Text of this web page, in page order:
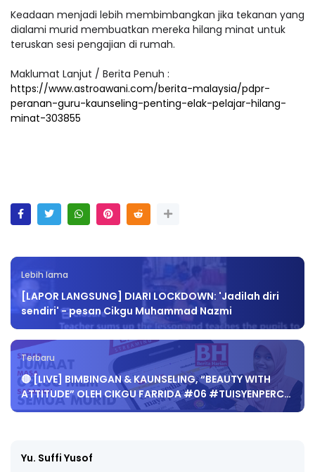
Keadaan menjadi lebih membimbangkan jika tekanan yang
dialami murid membuatkan mereka hilang minat untuk
teruskan sesi pengajian di rumah.
Maklumat Lanjut / Berita Penuh :
https://www.astroawani.com/berita-malaysia/pdpr-
peranan-guru-kaunseling-penting-elak-pelajar-hilang-
minat-303855
Lebih lama
[LAPOR LANGSUNG] DIARI LOCKDOWN: 'Jadilah diri
sendiri' - pesan Cikgu Muhammad Nazmi
Terbaru
🔴 [LIVE] BIMBINGAN & KAUNSELING, “BEAUTY WITH
ATTITUDE” OLEH CIKGU FARRIDA #06 #TUISYENPERC…
Yu. Suffi Yusof